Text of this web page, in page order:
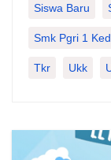
Siswa Baru
Smk Pgri 1
Tkr Ukk